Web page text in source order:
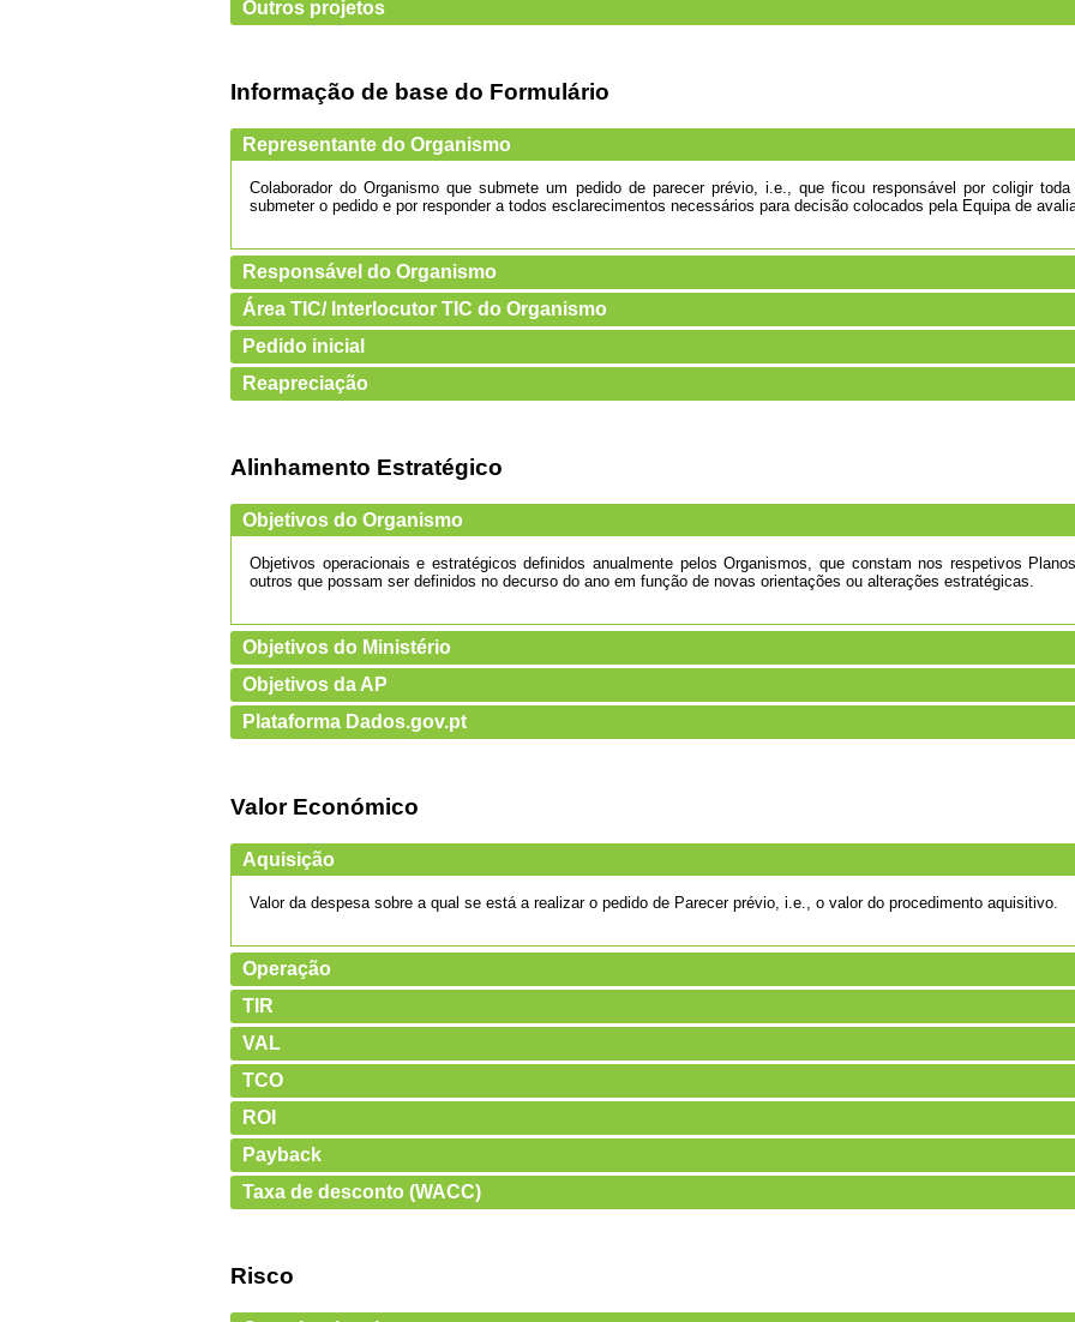
Outros projetos
Informação de base do Formulário
Representante do Organismo
Colaborador do Organismo que submete um pedido de parecer prévio, i.e., que ficou responsável por coligir
submeter o pedido e por responder a todos esclarecimentos necessários para decisão colocados pela Equipa de
Responsável do Organismo
Área TIC/ Interlocutor TIC do Organismo
Pedido inicial
Reapreciação
Alinhamento Estratégico
Objetivos do Organismo
Objetivos operacionais e estratégicos definidos anualmente pelos Organismos, que constam nos respetivos
outros que possam ser definidos no decurso do ano em função de novas orientações ou alterações estratégicas.
Objetivos do Ministério
Objetivos da AP
Plataforma Dados.gov.pt
Valor Económico
Aquisição
Valor da despesa sobre a qual se está a realizar o pedido de Parecer prévio, i.e., o valor do procedimento aquisitivo.
Operação
TIR
VAL
TCO
ROI
Payback
Taxa de desconto (WACC)
Risco